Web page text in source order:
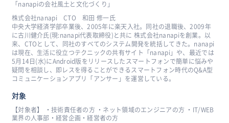
「nanapiの会社風土と文化づくり」
株式会社nanapi CTO 和田 修一氏
中央大学経済学部卒業後、2005年に楽天入社。同社の退職後、2009年
に古川健介氏(現:nanapi代表取締役)と共に 株式会社nanapiを創業。以
来、CTOとして、同社のすべてのシステム開発を統括してきた。nanapi
は現在、生活に役立つテクニックの共有サイト「nanapi」や、最近では
5月14日(水)にAndroid版をリリースしたスマートフォンで簡単に悩みや
疑問を相談し、即レスを得ることができるスマートフォン時代のQ&A型
コミュニケーションアプリ「アンサー」を運営している。
対象
【対象者】 ・技術責任者の方 ・ネット領域のエンジニアの方 ・IT/WEB
業界の人事部・経営企画・経営者の方